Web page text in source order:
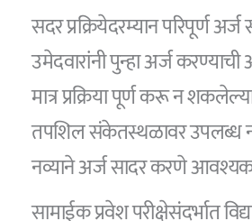
सदर प्रक्रियेदरम्यान परिपूर्ण
उमेदवारांनी पुन्हा अर्ज
मात्र प्रक्रिया पूर्ण करू न
तपशिल संकेतस्थळावर उपलब्ध
नव्याने अर्ज सादर करणे आवश्यक
सामाईक प्रवेश परीक्षेसंदर्भात